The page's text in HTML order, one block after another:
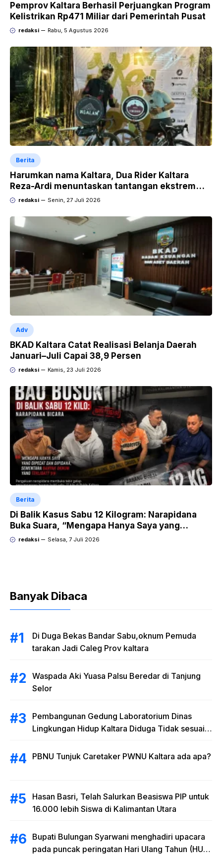
Pemprov Kaltara Berhasil Perjuangkan Program
Kelistrikan Rp471 Miliar dari Pemerintah Pusat
redaksi Rabu, 5 Agustus 2026
Berita
Harumkan nama Kaltara, Dua Rider Kaltara
Reza-Ardi menuntaskan tantangan ekstrem
Audax Malang 300 KM
redaksi Senin, 27 Juli 2026
Adv
BKAD Kaltara Catat Realisasi Belanja Daerah
Januari–Juli Capai 38,9 Persen
redaksi Kamis, 23 Juli 2026
Berita
Di Balik Kasus Sabu 12 Kilogram: Narapidana
Buka Suara, “Mengapa Hanya Saya yang
Dipecat dan Dipidana?
redaksi Selasa, 7 Juli 2026
Banyak Dibaca
Di Duga Bekas Bandar Sabu,oknum Pemuda
tarakan Jadi Caleg Prov kaltara
Waspada Aki Yuasa Palsu Beredar di Tanjung
Selor
Pembangunan Gedung Laboratorium Dinas
Lingkungan Hidup Kaltara Diduga Tidak sesuai
PBNU Tunjuk Caretaker PWNU Kaltara ada apa?
Hasan Basri, Telah Salurkan Beasiswa PIP untuk
16.000 lebih Siswa di Kalimantan Utara
Bupati Bulungan Syarwani menghadiri upacara
pada puncak peringatan Hari Ulang Tahun (HUT)